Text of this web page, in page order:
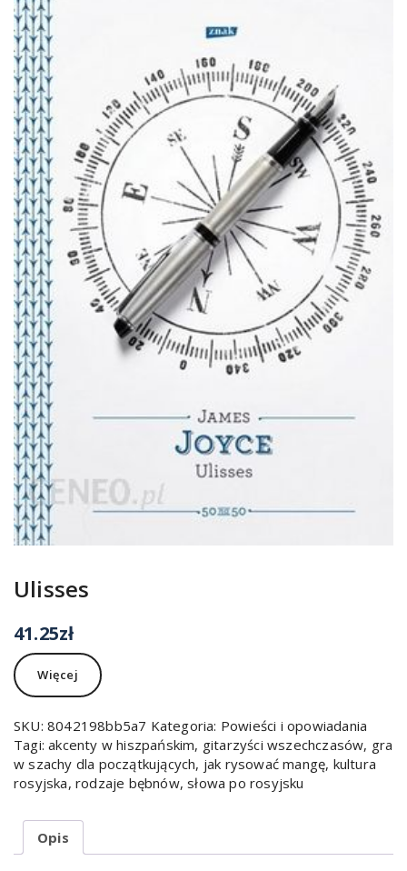
Ulisses
41.25zł
Więcej
SKU: 8042198bb5a7 Kategoria: Powieści i opowiadania
Tagi:akcenty w hiszpańskim, gitarzyści wszechczasów, gra
w szachy dla początkujących, jak rysować mangę, kultura
rosyjska,rodzaje bębnów,słowa po rosyjsku
Opis